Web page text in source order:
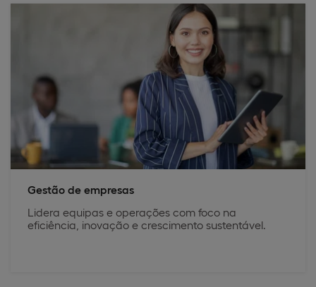
Gestão de empresas
Lidera equipas e operações com foco na
eficiência, inovação e crescimento sustentável.